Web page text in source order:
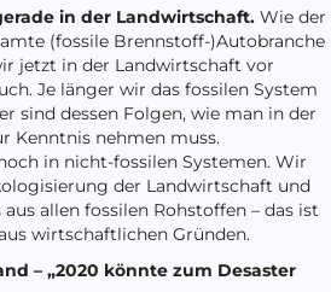
in der Landwirtschaft. Wie der
(fossile Brennstoff-)Autobranche
jetzt in der Landwirtschaft vor
Je länger wir das fossilen System
sind dessen Folgen, wie man in der
Kenntnis nehmen muss.
in nicht-fossilen Systemen. Wir
der Landwirtschaft und
allen fossilen Rohstoffen – das ist
wirtschaftlichen Gründen.
– „2020 könnte zum Desaster